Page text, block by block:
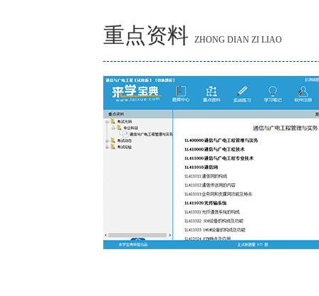
重点资料 ZHONG DIAN ZI LIAO